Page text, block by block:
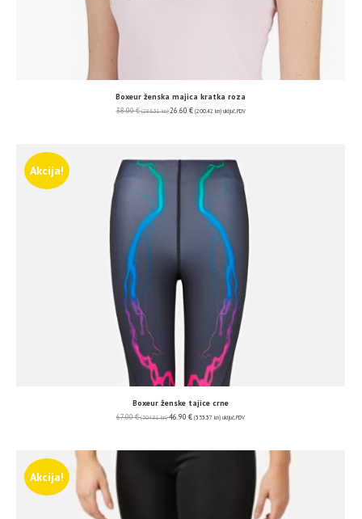
Boxeur ženska majica kratka roza
38.00€ (286.31 kn) 26.60 € (200.42 kn) uključ. PDV
Akcija!
Boxeur ženske tajice crne
67.00€ (504.81 kn) 46.90 € (353.37 kn) uključ. PDV
Akcija!